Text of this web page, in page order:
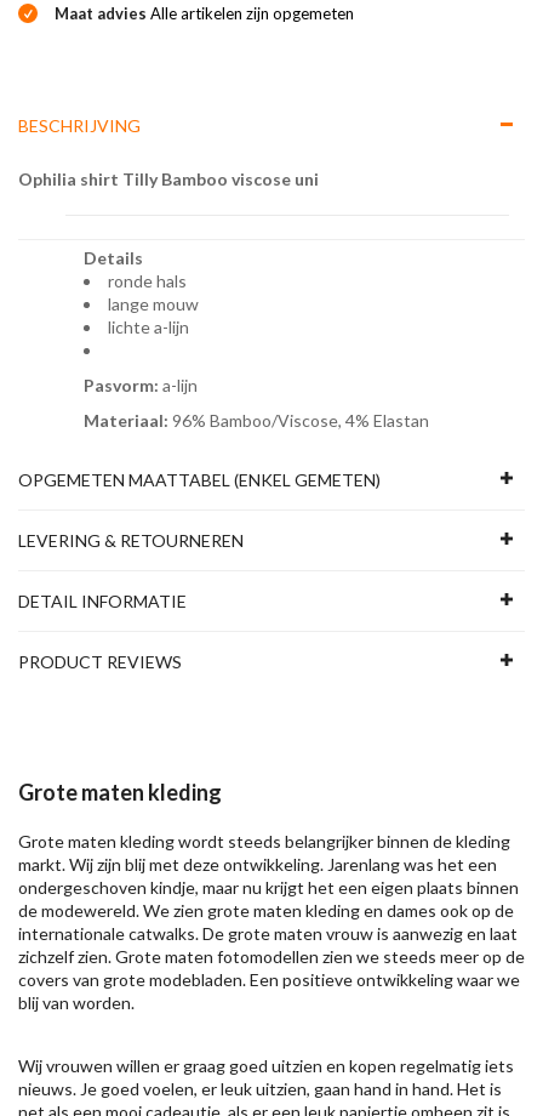
Maat advies Alle artikelen zijn opgemeten
BESCHRIJVING
Ophilia shirt Tilly Bamboo viscose uni
Details
ronde hals
lange mouw
lichte a-lijn
Pasvorm:a-lijn
Materiaal:96% Bamboo/Viscose, 4% Elastan
OPGEMETEN MAATTABEL (ENKEL GEMETEN)
LEVERING & RETOURNEREN
DETAIL INFORMATIE
PRODUCT REVIEWS
Grote maten kleding
Grote maten kleding wordt steeds belangrijker binnen de kleding
markt. Wij zijn blij met deze ontwikkeling. Jarenlang was het een
ondergeschoven kindje, maar nu krijgt het een eigen plaats binnen
de modewereld. We zien grote maten kleding en dames ook op de
internationale catwalks. De grote maten vrouw is aanwezig en laat
zichzelf zien. Grote maten fotomodellen zien we steeds meer op de
covers van grote modebladen. Een positieve ontwikkeling waar we
blij van worden.
Wij vrouwen willen er graag goed uitzien en kopen regelmatig iets
nieuws. Je goed voelen, er leuk uitzien, gaan hand in hand. Het is